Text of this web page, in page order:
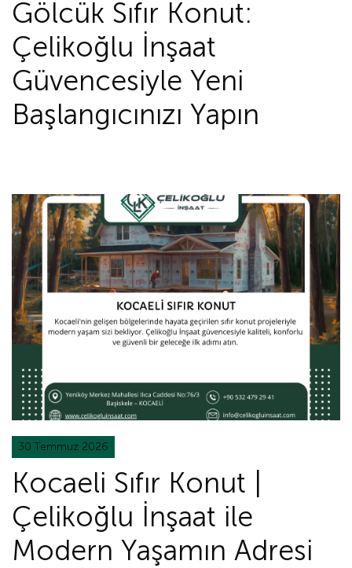
Gölcük Sıfır Konut:
Çelikoğlu İnşaat
Güvencesiyle Yeni
Başlangıcınızı Yapın
30 Temmuz 2026
Kocaeli Sıfır Konut |
Çelikoğlu İnşaat ile
Modern Yaşamın Adresi